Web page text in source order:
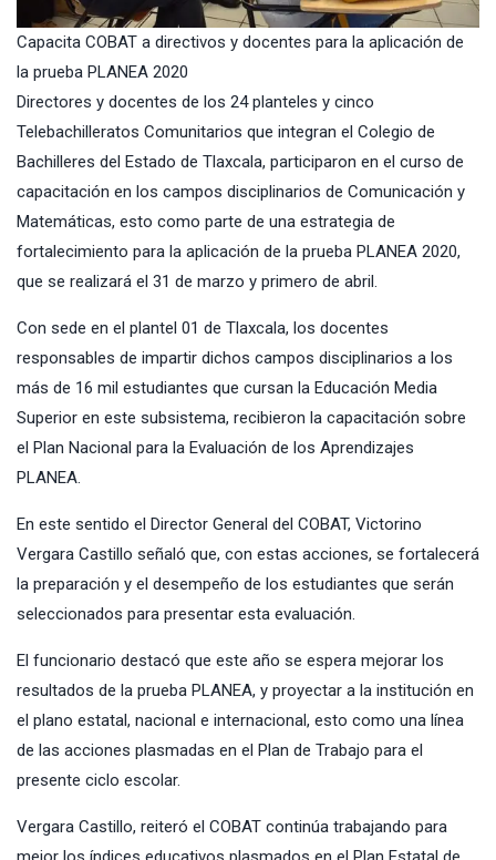
Capacita COBAT a directivos y docentes para la aplicación de
la prueba PLANEA 2020
Directores y docentes de los 24 planteles y cinco
Telebachilleratos Comunitarios que integran el Colegio de
Bachilleres del Estado de Tlaxcala, participaron en el curso de
capacitación en los campos disciplinarios de Comunicación y
Matemáticas, esto como parte de una estrategia de
fortalecimiento para la aplicación de la prueba PLANEA 2020,
que se realizará el 31 de marzo y primero de abril.
Con sede en el plantel 01 de Tlaxcala, los docentes
responsables de impartir dichos campos disciplinarios a los
más de 16 mil estudiantes que cursan la Educación Media
Superior en este subsistema, recibieron la capacitación sobre
el Plan Nacional para la Evaluación de los Aprendizajes
PLANEA.
En este sentido el Director General del COBAT, Victorino
Vergara Castillo señaló que, con estas acciones, se fortalecerá
la preparación y el desempeño de los estudiantes que serán
seleccionados para presentar esta evaluación.
El funcionario destacó que este año se espera mejorar los
resultados de la prueba PLANEA, y proyectar a la institución en
el plano estatal, nacional e internacional, esto como una línea
de las acciones plasmadas en el Plan de Trabajo para el
presente ciclo escolar.
Vergara Castillo, reiteró el COBAT continúa trabajando para